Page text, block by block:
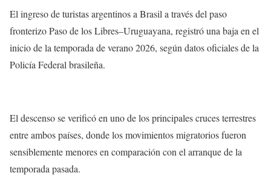
El ingreso de turistas argentinos a Brasil a través del paso
fronterizo Paso de los Libres–Uruguayana, registró una baja en el
inicio de la temporada de verano 2026, según datos oficiales de la
Policía Federal brasileña.
El descenso se verificó en uno de los principales cruces terrestres
entre ambos países, donde los movimientos migratorios fueron
sensiblemente menores en comparación con el arranque de la
temporada pasada.